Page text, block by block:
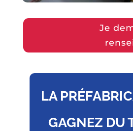
Je
LA
GAGNEZ DU